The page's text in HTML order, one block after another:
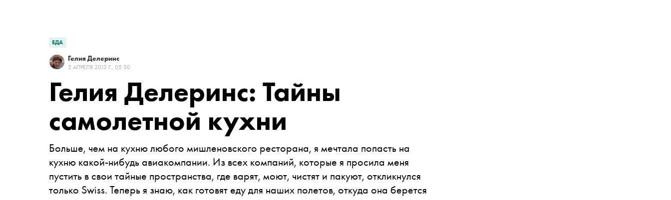
ЕДА
Гелия Делеринс
5 АПРЕЛЯ 2013 Г., 05:30
Гелия Делеринс: Тайны
самолетной кухни
Больше, чем на кухню любого мишленовского ресторана, я мечтала попасть на
кухню какой-нибудь авиакомпании. Из всех компаний, которые я просила меня
пустить в свои тайные пространства, где варят, моют, чистят и пакуют, откликнулся
только Swiss. Теперь я знаю, как готовят еду для наших полетов, откуда она берется